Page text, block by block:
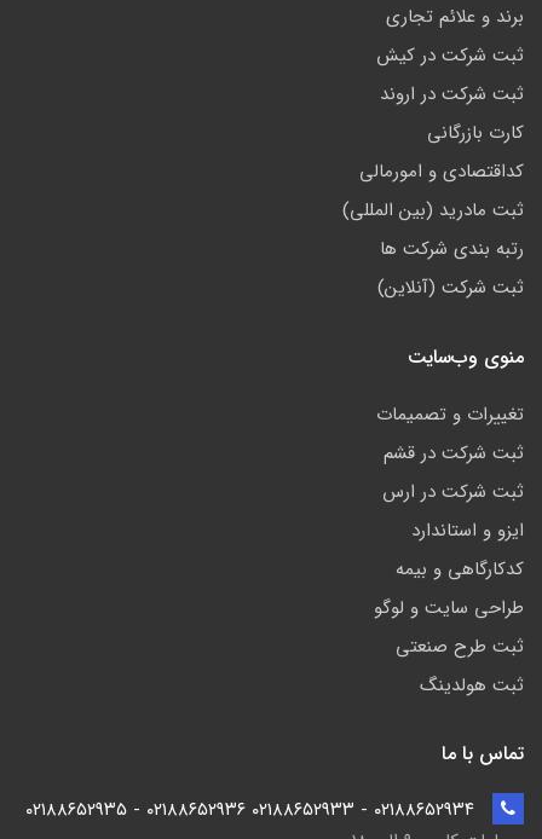
برند و علائم تجاری
ثبت شرکت در کیش
ثبت شرکت در اروند
کارت بازرگانی
کداقتصادی و امورمالی
ثبت مادرید (بین المللی)
رتبه بندی شرکت ها
ثبت شرکت (آنلاین)
منوی وب‌سایت
تغییرات و تصمیمات
ثبت شرکت در قشم
ثبت شرکت در ارس
ایزو و استاندارد
کدکارگاهی و بیمه
طراحی سایت و لوگو
ثبت طرح صنعتی
ثبت هولدینگ
تماس با ما